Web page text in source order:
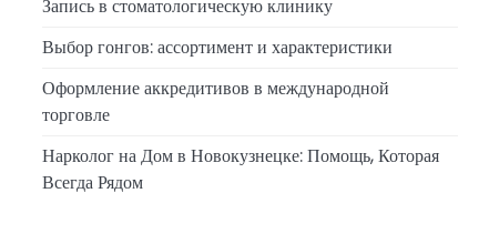
Запись в стоматологическую клинику
Выбор гонгов: ассортимент и характеристики
Оформление аккредитивов в международной
торговле
Нарколог на Дом в Новокузнецке: Помощь, Которая
Всегда Рядом